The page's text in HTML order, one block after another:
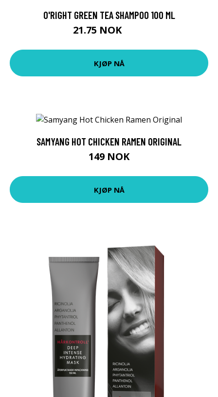
O'RIGHT GREEN TEA SHAMPOO 100 ML
21.75 NOK
KJØP NÅ
SAMYANG HOT CHICKEN RAMEN ORIGINAL
149 NOK
KJØP NÅ